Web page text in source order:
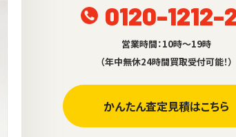
0120-1212-
営業時間：10時～19時
（年中無休24時間買取受付可能！）
かんたん査定見積はこちら